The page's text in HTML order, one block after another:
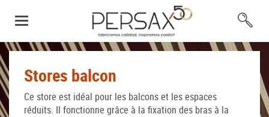
Stores balcon
Ce store est idéal pour les balcons et les espaces
réduits. Il fonctionne grâce à la fixation des bras à la